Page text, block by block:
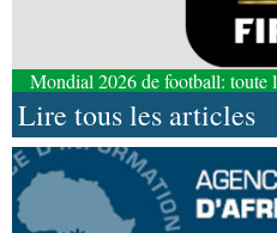
Mondial 2026 de football: toute
Lire tous les articles